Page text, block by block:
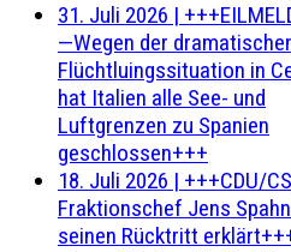
31. Juli 2026 |
—Wegen der
Flüchtluingssituation in
hat Italien alle See- und
Luftgrenzen zu Spanien
geschlossen+++
18. Juli 2026 | +++CDU/
Fraktionschef Jens
seinen Rücktritt